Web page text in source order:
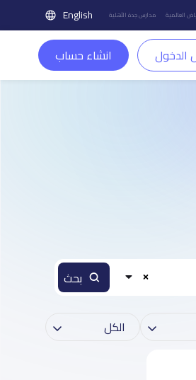
العالمية مدارس جدة الأهلية English
الدخول انشاء حساب